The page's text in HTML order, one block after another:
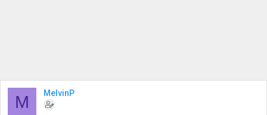
M MelvinP